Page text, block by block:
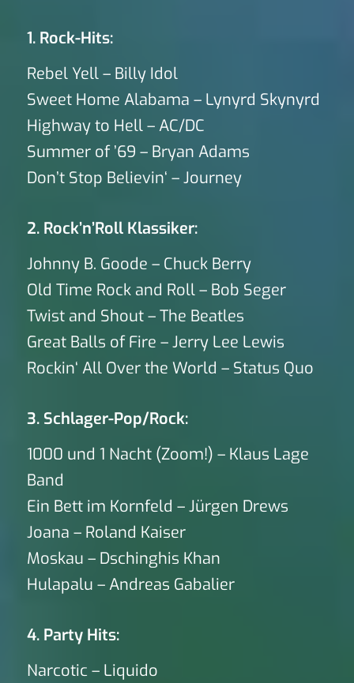
1. Rock-Hits:
Rebel Yell – Billy Idol
Sweet Home Alabama – Lynyrd Skynyrd
Highway to Hell – AC/DC
Summer of ’69 – Bryan Adams
Don’t Stop Believin‘ – Journey
2. Rock’n’Roll Klassiker:
Johnny B. Goode – Chuck Berry
Old Time Rock and Roll – Bob Seger
Twist and Shout – The Beatles
Great Balls of Fire – Jerry Lee Lewis
Rockin‘ All Over the World – Status Quo
3. Schlager-Pop/Rock:
1000 und 1 Nacht (Zoom!) – Klaus Lage
Band
Ein Bett im Kornfeld – Jürgen Drews
Joana – Roland Kaiser
Moskau – Dschinghis Khan
Hulapalu – Andreas Gabalier
4. Party Hits:
Narcotic – Liquido